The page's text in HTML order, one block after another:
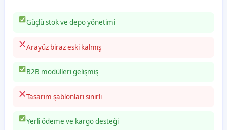
Güçlü stok ve depo yönetimi
Arayüz biraz eski kalmış
B2B modülleri gelişmiş
Tasarım şablonları sınırlı
Yerli ödeme ve kargo desteği